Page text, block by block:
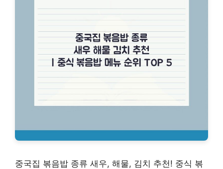
중국집 볶음밥 종류 새우, 해물, 김치 추천! 중식 볶